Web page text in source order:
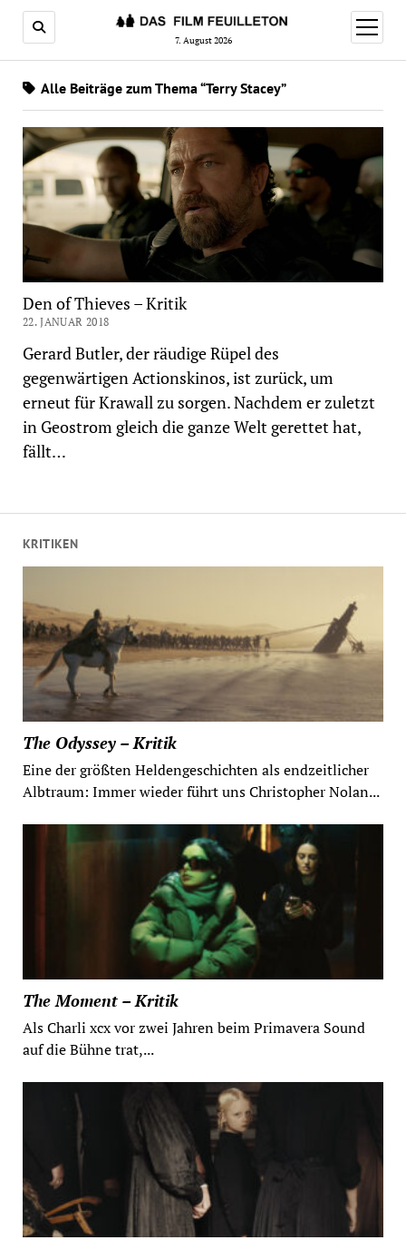
7. August 2026
Menü
öffnen
KRITIKEN
The Odyssey – Kritik
Eine der größten Heldengeschichten als endzeitlicher
Albtraum: Immer wieder führt uns Christopher Nolan...
The Moment – Kritik
Als Charli xcx vor zwei Jahren beim Primavera Sound
auf die Bühne trat,...
Alle Beiträge zum Thema “Terry Stacey”
Den of Thieves – Kritik
22. JANUAR 2018
Gerard Butler, der räudige Rüpel des
gegenwärtigen Actionskinos, ist zurück, um
erneut für Krawall zu sorgen. Nachdem er zuletzt
in Geostrom gleich die ganze Welt gerettet hat,
fällt…